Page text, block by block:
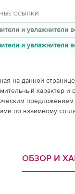
ССЫЛКИ
и увлажнители
и увлажнители
на данной
характер и
по взаимному
ОБЗОР И